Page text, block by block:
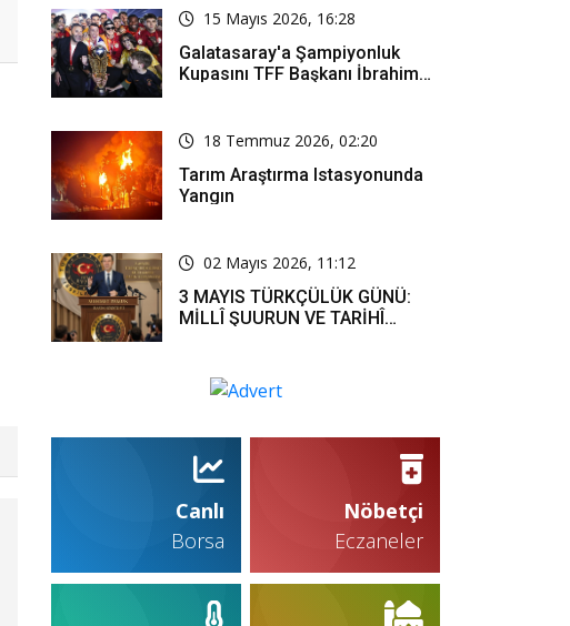
Zaman Yayınlanacak?
15 Mayıs 2026, 16:28
Galatasaray'a Şampiyonluk
Kupasını TFF Başkanı İbrahim
18 Temmuz 2026, 02:20
Tarım Araştırma Istasyonunda
Yangın
02 Mayıs 2026, 11:12
3 MAYIS TÜRKÇÜLÜK GÜNÜ:
MİLLÎ ŞUURUN VE TARİHÎ
Canlı
Borsa
Nöbetçi
Eczaneler